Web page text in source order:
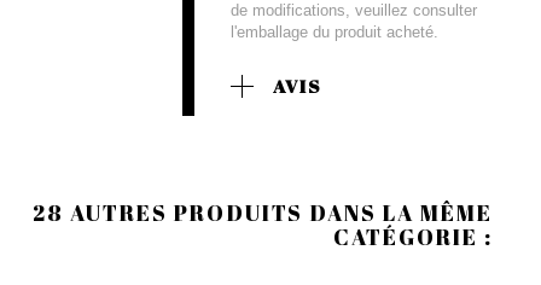
de modifications, veuillez consulter
l'emballage du produit acheté.
AVIS
28 AUTRES PRODUITS DANS LA MÊME
CATÉGORIE :